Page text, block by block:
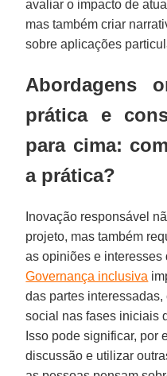
avaliar o impacto de
mas também criar
sobre aplicações
Abordagens
prática e
para cima:
a prática?
Inovação responsável
projeto, mas também
as opiniões e interesses
Governança inclusiva
das partes
social nas fases iniciais
Isso pode significar, por
discussão e utilizar